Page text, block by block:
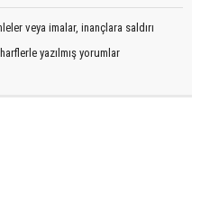
veya imalar, inançlara saldırı
yazılmış yorumlar